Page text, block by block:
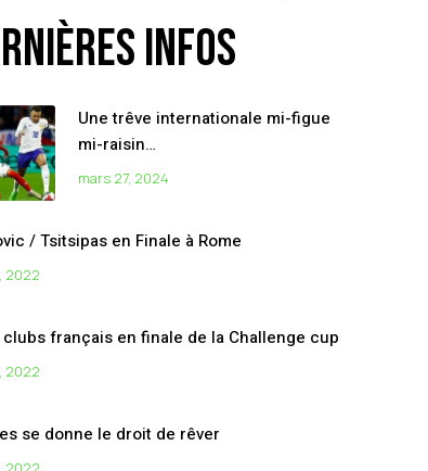
infos
Une trêve internationale mi-figue
mi-raisin…
mars 27, 2024
/ Tsitsipas en Finale à Rome
2022
clubs français en finale de la Challenge cup
2022
se donne le droit de rêver